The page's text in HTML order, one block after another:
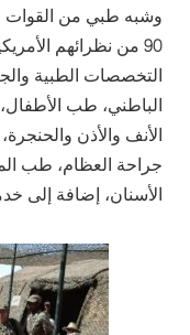
وشبه طبي من القوات
90 من نظرائهم
التخصصات الطبية
الباطني، طب الأطفال،
الأنف والأذن
جراحة العظام، طب
الأسنان، إضافة إلى